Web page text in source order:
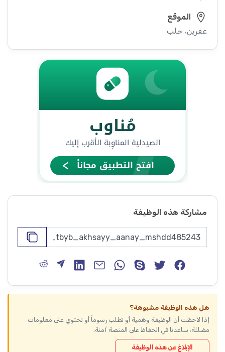
الموقع
عفرين، حلب
مشاركة هذه الوظيفة
هل هذه الوظيفة مشبوهة؟
إذا لاحظت أن الوظيفة وهمية أو تطلب رسوماً أو تحتوي على معلومات
مضللة، ساعدنا في الحفاظ على المنصة آمنة.
الإبلاغ عن هذه الوظيفة